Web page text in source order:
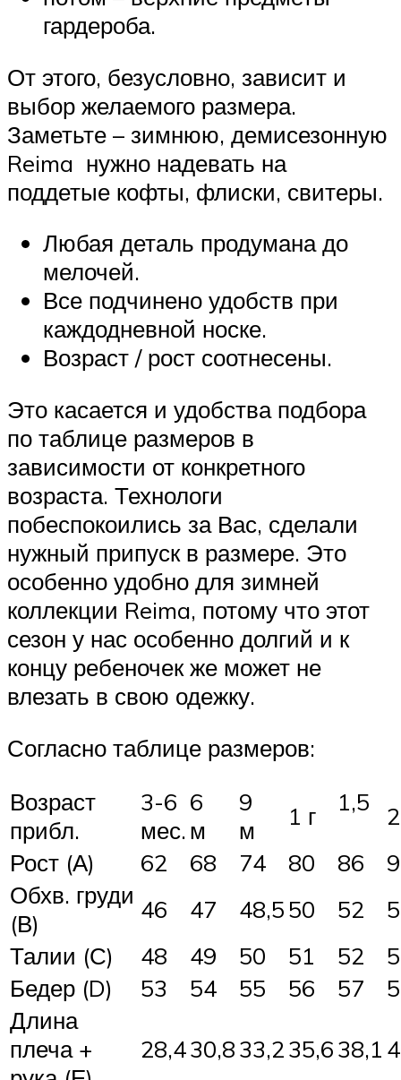
гардероба.
От этого, безусловно, зависит и
выбор желаемого размера.
Заметьте – зимнюю, демисезонную
Reima нужно надевать на
поддетые кофты, флиски, свитеры.
Любая деталь продумана до
мелочей.
Все подчинено удобств при
каждодневной носке.
Возраст / рост соотнесены.
Это касается и удобства подбора
по таблице размеров в
зависимости от конкретного
возраста. Технологи
побеспокоились за Вас, сделали
нужный припуск в размере. Это
особенно удобно для зимней
коллекции Reima, потому что этот
сезон у нас особенно долгий и к
концу ребеночек же может не
влезать в свою одежку.
Согласно таблице размеров:
Возраст
прибл.
3-6
мес.
6
м
9
м
1 г 1,5
Рост (А)
62 68 74 80 86
Обхв. груди
(В)
46 47 48,550 52
Талии (С)
48 49 50 51 52
Бедер (D)
53 54 55 56 57
Длина
плеча +
28,430,833,235,638,1